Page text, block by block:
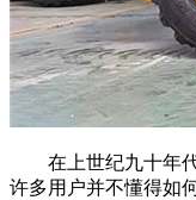
在上世纪九十年代
许多用户并不懂得如